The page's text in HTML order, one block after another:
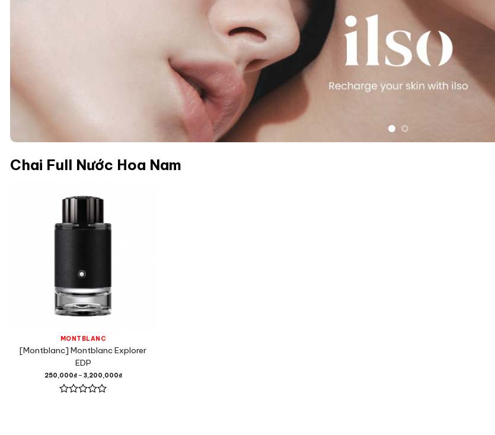
Chai Full Nước Hoa Nam
MONTBLANC
[Montblanc] Montblanc Explorer
EDP
250,000₫– 3,200,000₫